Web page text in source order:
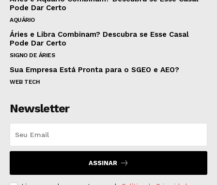
Pode Dar Certo
AQUÁRIO
Áries e Libra Combinam? Descubra se Esse Casal
Pode Dar Certo
SIGNO DE ÁRIES
Sua Empresa Está Pronta para o SGEO e AEO?
WEB TECH
Newsletter
ASSINAR